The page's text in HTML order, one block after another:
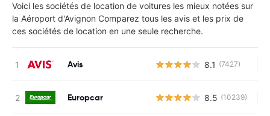
Voici les sociétés de location de voitures les mieux notées sur
la Aéroport d'Avignon Comparez tous les avis et les prix de
ces sociétés de location en une seule recherche.
Avis 8.1 (7427)
Europcar 8.5 (10239)